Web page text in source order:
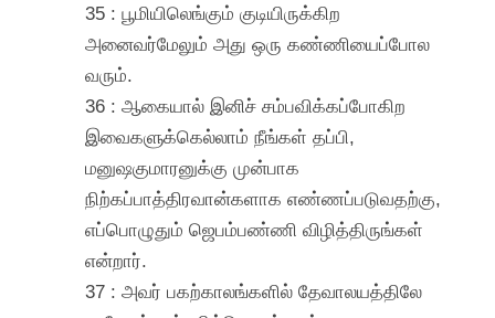
35 : பூமியிலெங்கும் குடியிருக்கிற
அனைவர்மேலும் அது ஒரு கண்ணியைப்போல
வரும்.
36 : ஆகையால் இனிச் சம்பவிக்கப்போகிற
இவைகளுக்கெல்லாம் நீங்கள் தப்பி,
மனுஷகுமாரனுக்கு முன்பாக
நிற்கப்பாத்திரவான்களாக எண்ணப்படுவதற்கு,
எப்பொழுதும் ஜெபம்பண்ணி விழித்திருங்கள்
என்றார்.
37 : அவர் பகற்காலங்களில் தேவாலயத்திலே